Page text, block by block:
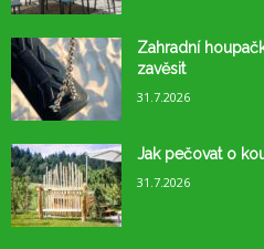
Zahradní
zavěsit
31.7.2026
Jak pečovat o
31.7.2026